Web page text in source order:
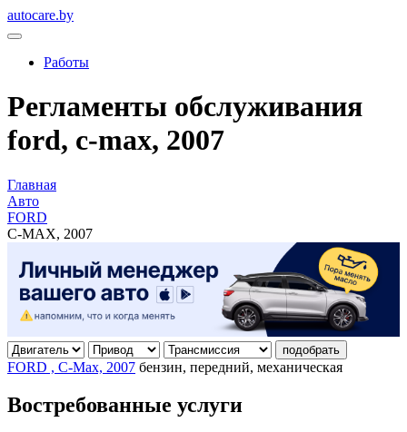
autocare.by
Работы
Регламенты обслуживания
ford, c-max, 2007
Главная
Авто
FORD
C-MAX, 2007
подобрать
FORD , C-Max, 2007 бензин, передний, механическая
Востребованные услуги